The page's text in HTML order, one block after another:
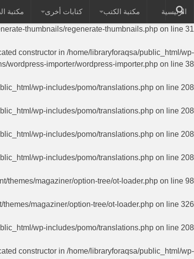
has a deprecated constructor in
thumbnails/regenerate-thumbnails.php on line 31
constructor in /home/libraryforaqsa/public_html/wp-
wordpress-importer/wordpress-importer.php on line 38
wp-includes/pomo/translations.php on line 208
wp-includes/pomo/translations.php on line 208
wp-includes/pomo/translations.php on line 208
wp-includes/pomo/translations.php on line 208
themes/magaziner/option-tree/ot-loader.php on line 98
magaziner/option-tree/ot-loader.php on line 326
wp-includes/pomo/translations.php on line 208
constructor in /home/libraryforaqsa/public_html/wp-
الرئيسية مكتبة الكتب كتابات أخرى مكتبة